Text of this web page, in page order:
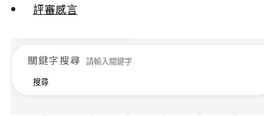
評審感言
關鍵字搜尋
搜尋